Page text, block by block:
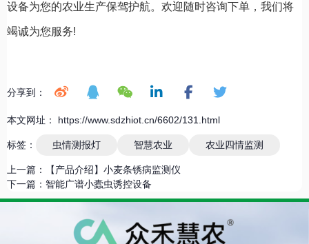
设备为您的农业生产保驾护航。欢迎随时咨询下单，我们将
竭诚为您服务!
分享到：
本文网址： https://www.sdzhiot.cn/6602/131.html
标签： 虫情测报灯 智慧农业 农业四情监测
上一篇：
【产品介绍】小麦条锈病监测仪
下一篇： 智能广谱小蠹虫诱控设备